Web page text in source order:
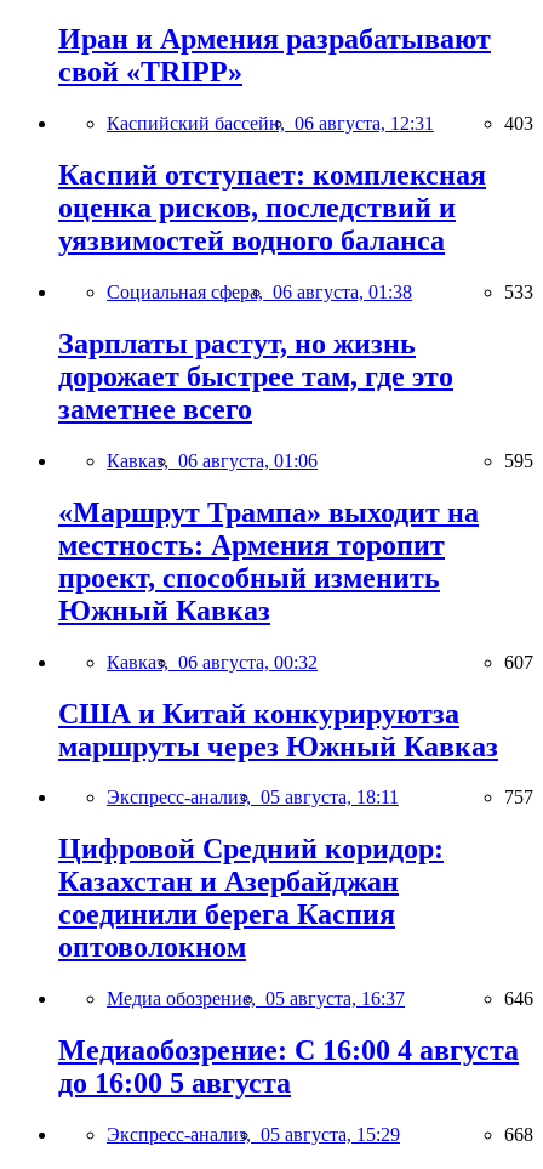
Иран и Армения разрабатывают
свой «TRIPP»
Каспийский бассейн, 06 августа, 12:31 403
Каспий отступает: комплексная
оценка рисков, последствий и
уязвимостей водного баланса
Социальная сфера, 06 августа, 01:38 533
Зарплаты растут, но жизнь
дорожает быстрее там, где это
заметнее всего
Кавказ, 06 августа, 01:06 595
«Маршрут Трампа» выходит на
местность: Армения торопит
проект, способный изменить
Южный Кавказ
Кавказ, 06 августа, 00:32 607
США и Китай конкурируютза
маршруты через Южный Кавказ
Экспресс-анализ, 05 августа, 18:11 757
Цифровой Средний коридор:
Казахстан и Азербайджан
соединили берега Каспия
оптоволокном
Медиа обозрение, 05 августа, 16:37 646
Медиаобозрение: С 16:00 4 августа
до 16:00 5 августа
Экспресс-анализ, 05 августа, 15:29 668